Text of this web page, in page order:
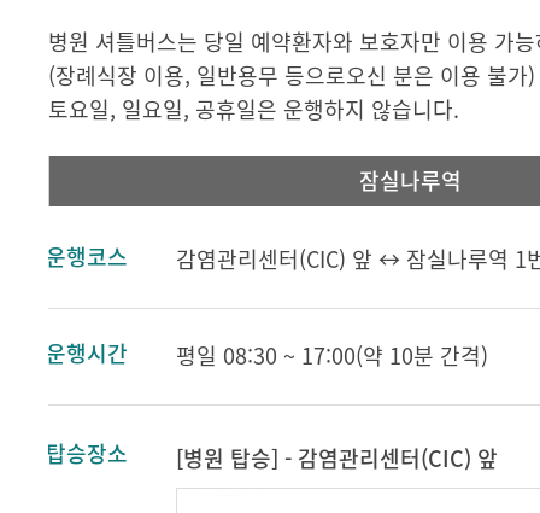
병원 셔틀버스는 당일 예약환자와 보호자만 이용 가
(장례식장 이용, 일반용무 등으로오신 분은 이용 불가)
토요일, 일요일, 공휴일은 운행하지 않습니다.
잠실나루역
운행코스 감염관리센터(CIC) 앞 ↔ 잠실나루역 1
운행시간 평일 08:30 ~ 17:00(약 10분 간격)
탑승장소 [병원 탑승] - 감염관리센터(CIC) 앞